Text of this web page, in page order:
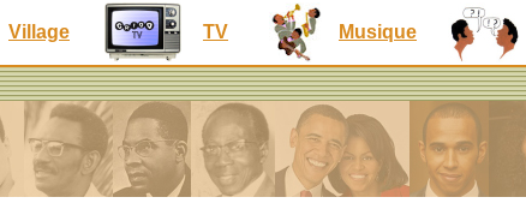
Village TV Musique